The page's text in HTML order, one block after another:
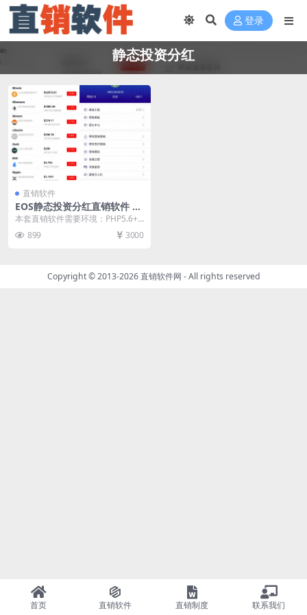
登录
静态投资分红
直销软件
EOS静态投资分红直销软件 直
销系统 直销管理软件 直销系
本套直销软件需要环境：PHP5.6+
MYSQL，是一套EOS静态投资分红
直销软件...
899 3000
Copyright © 2013-2026直销软件网 - All rights reserved
首页 直销软件 直销制度 联系我们